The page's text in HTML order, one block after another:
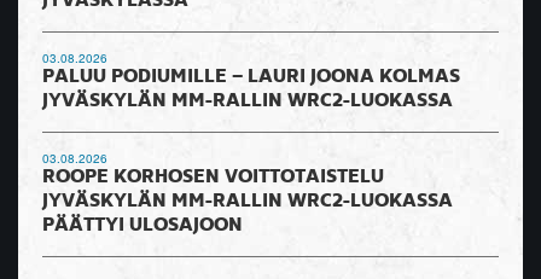
03.08.2026
PALUU PODIUMILLE – LAURI JOONA KOLMAS
JYVÄSKYLÄN MM-RALLIN WRC2-LUOKASSA
03.08.2026
ROOPE KORHOSEN VOITTOTAISTELU
JYVÄSKYLÄN MM-RALLIN WRC2-LUOKASSA
PÄÄTTYI ULOSAJOON